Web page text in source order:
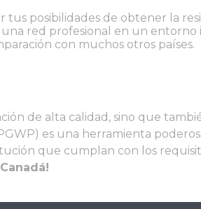
posibilidades de obtener la
red profesional en un entorno
con muchos otros países.
de alta calidad, sino que
es una herramienta
que cumplan con los